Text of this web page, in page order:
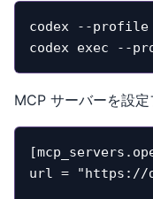
codex --profile
codex exec --
MCP サーバーを設
url = "https://